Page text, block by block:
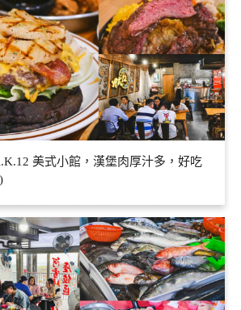
美式小館，漢堡肉厚汁多，好吃